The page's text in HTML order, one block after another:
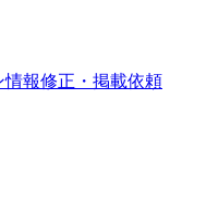
報修正・掲載依頼